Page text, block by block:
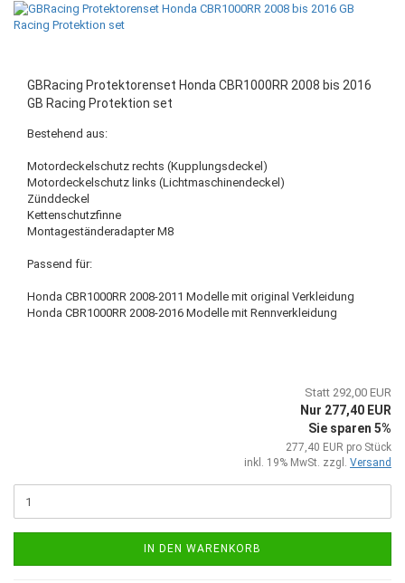
GBRacing Protektorenset Honda CBR1000RR 2008 bis 2016
GB Racing Protektion set
Bestehend aus:
Motordeckelschutz rechts (Kupplungsdeckel)
Motordeckelschutz links (Lichtmaschinendeckel)
Zünddeckel
Kettenschutzfinne
Montageständeradapter M8
Passend für:
Honda CBR1000RR 2008-2011 Modelle mit original Verkleidung
Honda CBR1000RR 2008-2016 Modelle mit Rennverkleidung
Statt 292,00 EUR
Nur 277,40 EUR
Sie sparen 5%
277,40 EUR pro Stück
inkl. 19% MwSt. zzgl. Versand
IN DEN WARENKORB